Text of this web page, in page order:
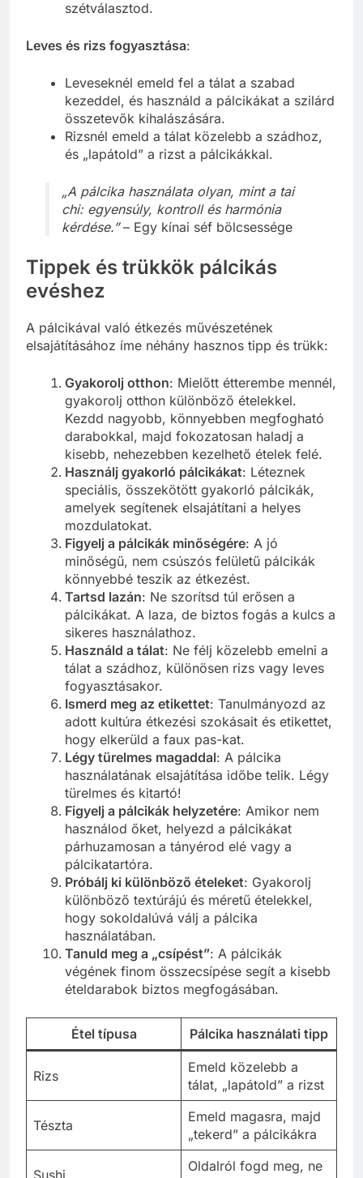
szétválasztod.
Leves és rizs fogyasztása:
Leveseknél emeld fel a tálat a szabad
kezeddel, és használd a pálcikákat a szilárd
összetevők kihalászására.
Rizsnél emeld a tálat közelebb a szádhoz,
és „lapátold” a rizst a pálcikákkal.
„A pálcika használata olyan, mint a tai
chi: egyensúly, kontroll és harmónia
kérdése.”– Egy kínai séf bölcsessége
Tippek és trükkök pálcikás
evéshez
A pálcikával való étkezés művészetének
elsajátításához íme néhány hasznos tipp és trükk:
Gyakorolj otthon: Mielőtt étterembe mennél,
gyakorolj otthon különböző ételekkel.
Kezdd nagyobb, könnyebben megfogható
darabokkal, majd fokozatosan haladj a
kisebb, nehezebben kezelhető ételek felé.
Használj gyakorló pálcikákat: Léteznek
speciális, összekötött gyakorló pálcikák,
amelyek segítenek elsajátítani a helyes
mozdulatokat.
Figyelj a pálcikák minőségére: A jó
minőségű, nem csúszós felületű pálcikák
könnyebbé teszik az étkezést.
Tartsd lazán: Ne szorítsd túl erősen a
pálcikákat. A laza, de biztos fogás a kulcs a
sikeres használathoz.
Használd a tálat: Ne félj közelebb emelni a
tálat a szádhoz, különösen rizs vagy leves
fogyasztásakor.
Ismerd meg az etikettet: Tanulmányozd az
adott kultúra étkezési szokásait és etikettet,
hogy elkerüld a faux pas-kat.
Légy türelmes magaddal: A pálcika
használatának elsajátítása időbe telik. Légy
türelmes és kitartó!
Figyelj a pálcikák helyzetére: Amikor nem
használod őket, helyezd a pálcikákat
párhuzamosan a tányérod elé vagy a
pálcikatartóra.
Próbálj ki különböző ételeket: Gyakorolj
különböző textúrájú és méretű ételekkel,
hogy sokoldalúvá válj a pálcika
használatában.
Tanuld meg a „csípést”: A pálcikák
végének finom összecsípése segít a kisebb
ételdarabok biztos megfogásában.
Étel típusa Pálcika használati tipp
Rizs
Emeld közelebb a
tálat, „lapátold” a rizst
Tészta
Emeld magasra, majd
„tekerd” a pálcikákra
Sushi
Oldalról fogd meg, ne